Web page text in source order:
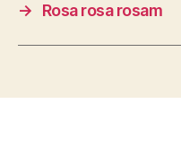
→
Rosa rosa rosam